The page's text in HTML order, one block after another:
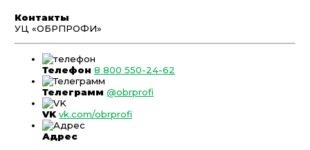
Контакты
УЦ «ОБРПРОФИ»
Телефон 8 800 550-24-62
Телеграмм @obrprofi
VK vk.com/obrprofi
Адрес